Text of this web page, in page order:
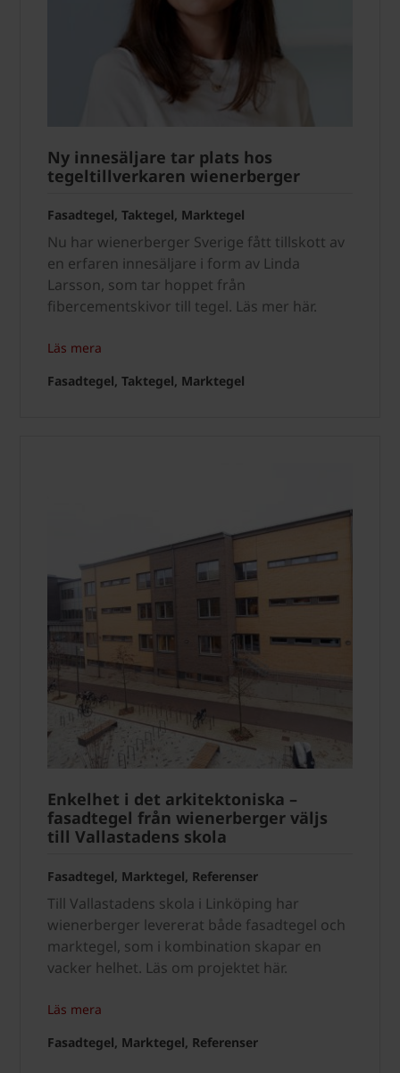
Ny innesäljare tar plats hos
tegeltillverkaren wienerberger
Fasadtegel, Taktegel, Marktegel
Nu har wienerberger Sverige fått tillskott av
en erfaren innesäljare i form av Linda
Larsson, som tar hoppet från
fibercementskivor till tegel. Läs mer här.
Läs mera
Fasadtegel, Taktegel, Marktegel
Enkelhet i det arkitektoniska –
fasadtegel från wienerberger väljs
till Vallastadens skola
Fasadtegel, Marktegel, Referenser
Till Vallastadens skola i Linköping har
wienerberger levererat både fasadtegel och
marktegel, som i kombination skapar en
vacker helhet. Läs om projektet här.
Läs mera
Fasadtegel, Marktegel, Referenser